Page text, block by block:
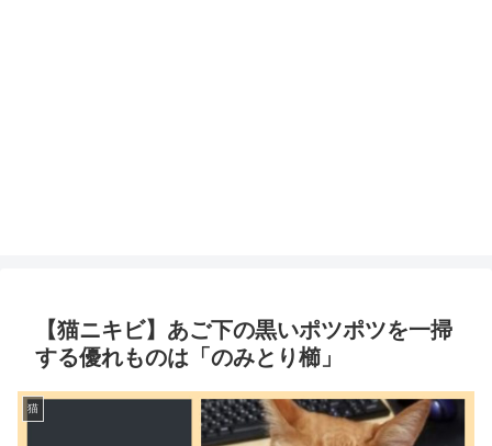
【猫ニキビ】あご下の黒いポツポツを一掃
する優れものは「のみとり櫛」
猫